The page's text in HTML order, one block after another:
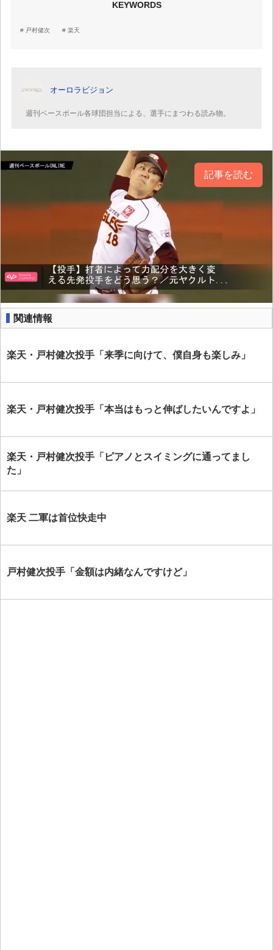
KEYWORDS
戸村健次 楽天
オーロラビジョン
週刊ベースボール各球団担当による、選手にまつわる読み物。
記事を読む
関連情報
楽天・戸村健次投手「来季に向けて、僕自身も楽しみ」
楽天・戸村健次投手「本当はもっと伸ばしたいんですよ」
楽天・戸村健次投手「ピアノとスイミングに通ってまし
た」
楽天 二軍は首位快走中
戸村健次投手「金額は内緒なんですけど」